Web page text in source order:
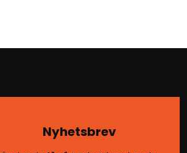
Nyhetsbrev